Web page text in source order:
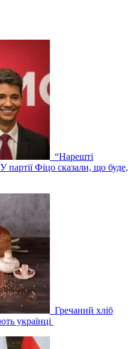
“Нарешті
партії Фіцо сказали, що буде,
Гречаний хліб
українці